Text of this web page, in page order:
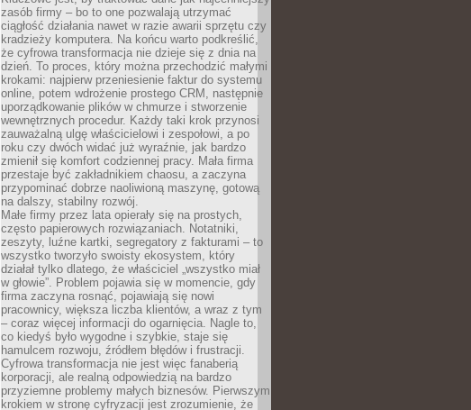
zasób firmy – bo to one pozwalają utrzymać
ciągłość działania nawet w razie awarii sprzętu czy
kradzieży komputera. Na końcu warto podkreślić,
że cyfrowa transformacja nie dzieje się z dnia na
dzień. To proces, który można przechodzić małymi
krokami: najpierw przeniesienie faktur do systemu
online, potem wdrożenie prostego CRM, następnie
uporządkowanie plików w chmurze i stworzenie
wewnętrznych procedur. Każdy taki krok przynosi
zauważalną ulgę właścicielowi i zespołowi, a po
roku czy dwóch widać już wyraźnie, jak bardzo
zmienił się komfort codziennej pracy. Mała firma
przestaje być zakładnikiem chaosu, a zaczyna
przypominać dobrze naoliwioną maszynę, gotową
na dalszy, stabilny rozwój.
Małe firmy przez lata opierały się na prostych,
często papierowych rozwiązaniach. Notatniki,
zeszyty, luźne kartki, segregatory z fakturami – to
wszystko tworzyło swoisty ekosystem, który
działał tylko dlatego, że właściciel „wszystko miał
w głowie”. Problem pojawia się w momencie, gdy
firma zaczyna rosnąć, pojawiają się nowi
pracownicy, większa liczba klientów, a wraz z tym
– coraz więcej informacji do ogarnięcia. Nagle to,
co kiedyś było wygodne i szybkie, staje się
hamulcem rozwoju, źródłem błędów i frustracji.
Cyfrowa transformacja nie jest więc fanaberią
korporacji, ale realną odpowiedzią na bardzo
przyziemne problemy małych biznesów. Pierwszym
krokiem w stronę cyfryzacji jest zrozumienie, że